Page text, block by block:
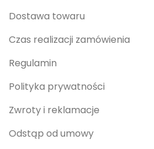
Dostawa towaru
Czas realizacji zamówienia
Regulamin
Polityka prywatności
Zwroty i reklamacje
Odstąp od umowy